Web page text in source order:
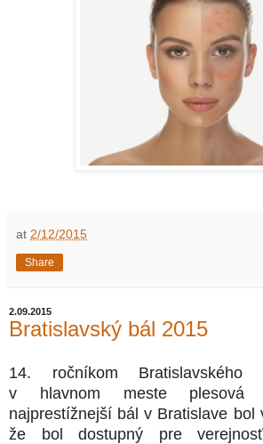
at 2/12/2015
Share
2.09.2015
Bratislavský bál 2015
14. ročníkom Bratislavského
v hlavnom meste plesová
najprestížnejší bál v Bratislave bol
že bol dostupný pre